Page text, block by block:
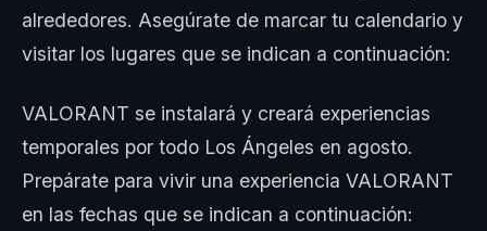
alrededores. Asegúrate de marcar tu calendario y
visitar los lugares que se indican a continuación:
VALORANT se instalará y creará experiencias
temporales por todo Los Ángeles en agosto.
Prepárate para vivir una experiencia VALORANT
en las fechas que se indican a continuación: